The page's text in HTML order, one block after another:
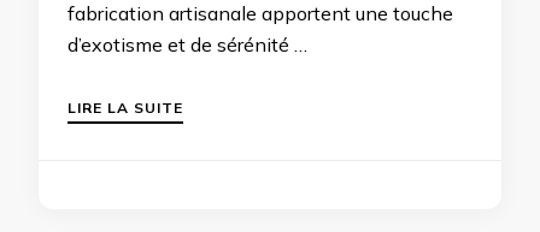
fabrication artisanale apportent une touche
d’exotisme et de sérénité …
LIRE LA SUITE